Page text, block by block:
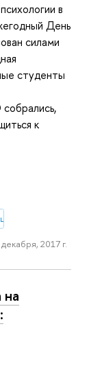
в
День
силами
студенты
к
психология»
2017 г.